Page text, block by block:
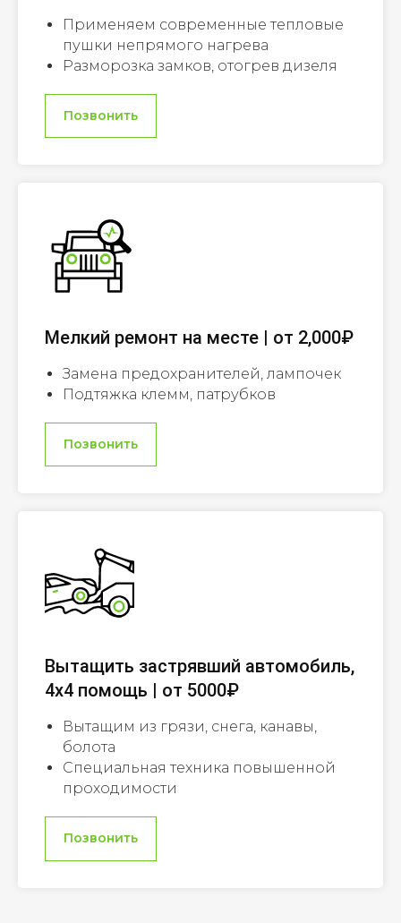
Применяем современные тепловые
пушки непрямого нагрева
Разморозка замков, отогрев дизеля
Позвонить
Мелкий ремонт на месте | от 2,000₽
Замена предохранителей, лампочек
Подтяжка клемм, патрубков
Позвонить
Вытащить застрявший автомобиль,
4х4 помощь | от 5000₽
Вытащим из грязи, снега, канавы,
болота
Специальная техника повышенной
проходимости
Позвонить